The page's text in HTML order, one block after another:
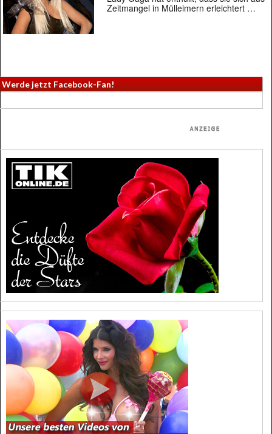
Zeitmangel in Mülleimern erleichtert …
Werde jetzt Facebook-Fan!